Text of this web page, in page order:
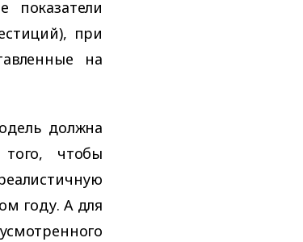
показатели
при
на
должна
чтобы
году. А для